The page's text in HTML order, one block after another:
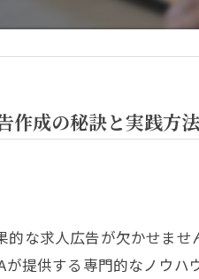
作成の秘訣と実践方法
な求人広告が欠かせま
提供する専門的なノウ